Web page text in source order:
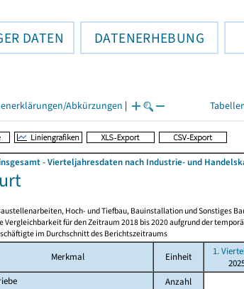
DATEN DATENERHEBUNG
Abkürzungen |
- Vierteljahresdaten nach Industrie- und
Hoch- und Tiefbau, Bauinstallation und Sonstiges
Vergleichbarkeit für den Zeitraum 2018 bis 2020 aufgrund der
im Durchschnitt des Berichtszeitraums
Merkmal Einheit
1.
Anzahl